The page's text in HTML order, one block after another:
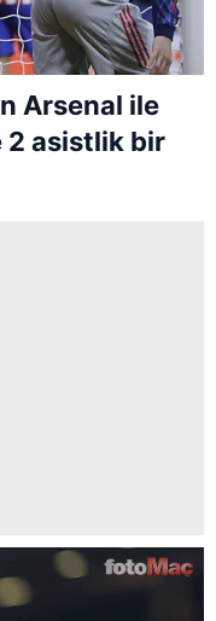
Arsenal ile
2 asistlik bir